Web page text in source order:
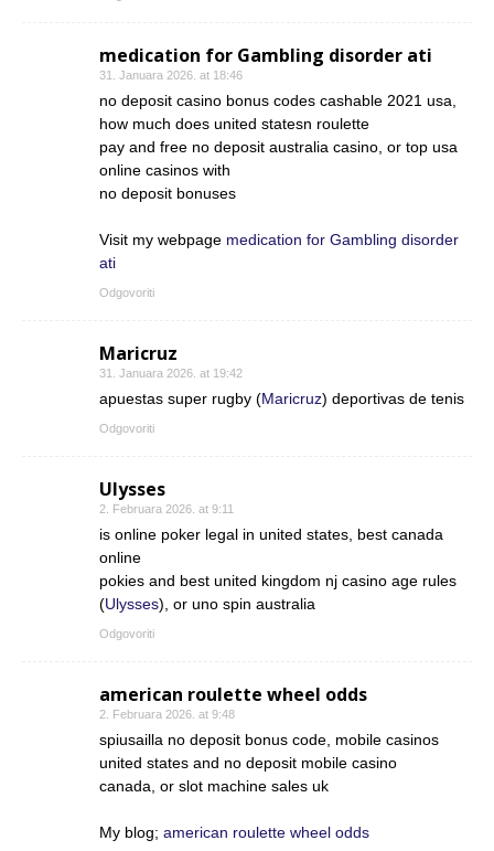
medication for Gambling disorder ati
31. Januara 2026. at 18:46
no deposit casino bonus codes cashable 2021 usa,
how much does united statesn roulette
pay and free no deposit australia casino, or top usa
online casinos with
no deposit bonuses
Visit my webpage medication for Gambling disorder
ati
Odgovoriti
Maricruz
31. Januara 2026. at 19:42
apuestas super rugby (Maricruz) deportivas de tenis
Odgovoriti
Ulysses
2. Februara 2026. at 9:11
is online poker legal in united states, best canada
online
pokies and best united kingdom nj casino age rules
(Ulysses), or uno spin australia
Odgovoriti
american roulette wheel odds
2. Februara 2026. at 9:48
spiusailla no deposit bonus code, mobile casinos
united states and no deposit mobile casino
canada, or slot machine sales uk
My blog; american roulette wheel odds